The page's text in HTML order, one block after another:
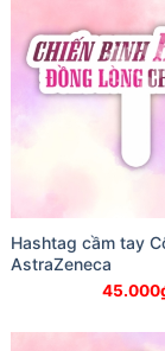
Hashtag cầm tay
AstraZeneca
45.000